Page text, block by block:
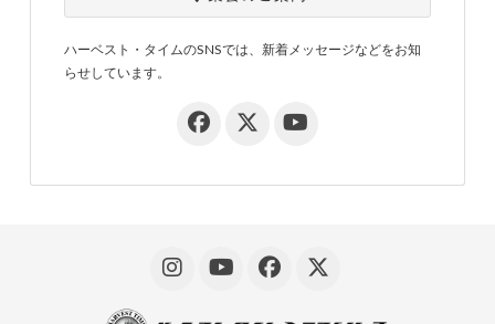
ハーベスト・タイムのSNSでは、新着メッセージなどをお知
らせしています。